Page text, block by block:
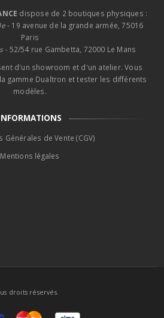
dispose de 2 boutiques physiques :
- 19 avenue de la grande armée, 75016
Paris
- 52/54 rue Gambetta, 72000 Le Mans
d'un showroom et d'un atelier. Vous
gamme Dualtron et tester les différents
modèles.
Générales de Vente (CGV)
Mentions légales
droits réservés.